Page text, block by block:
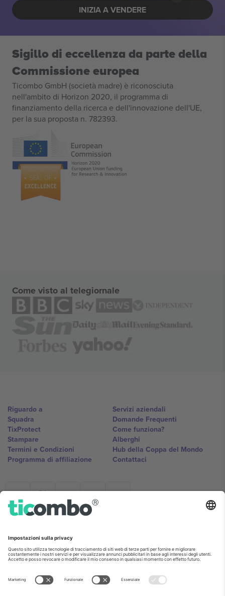
INIZIA A VENDERE
Sigillo di eccellenza da parte della
Commissione europea
Ticombo GmbH (società madre) è riconosciuta
nell'ambito di Horizon 2020, il programma di
finanziamento della ricerca e dell'innovazione dell'UE,
per la sua proposta n. 782393.
Come visto al telegiornale
Riguardo a
Squadra
TixProtect
Stampare
Termini e Condizioni
Programma di affiliazione
Servizi aziendali
Domande Frequenti
Come funziona?
Alberghi
Hub della Coppa del Mondo
Contattaci
Ticombo Italia
Mimi Balkanska 132, 1540, Sofia,